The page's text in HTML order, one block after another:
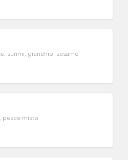
surimi, granchio, sesamo
pesce misto